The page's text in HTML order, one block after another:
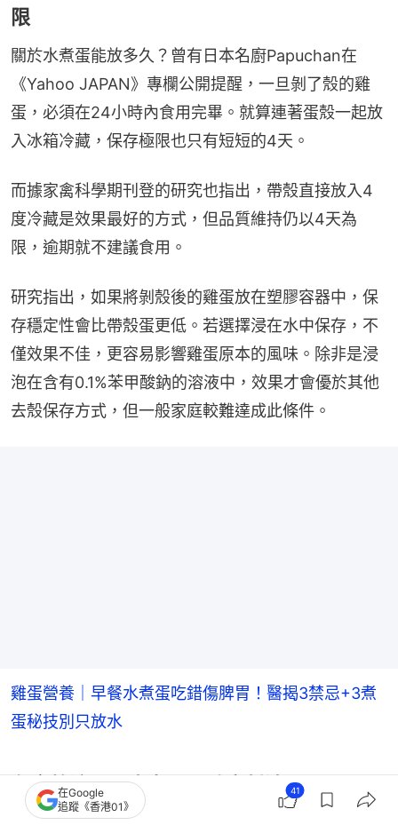
限
關於水煮蛋能放多久？曾有日本名廚Papuchan在
《Yahoo JAPAN》專欄公開提醒，一旦剝了殼的雞
蛋，必須在24小時內食用完畢。就算連著蛋殼一起放
入冰箱冷藏，保存極限也只有短短的4天。
而據家禽科學期刊登的研究也指出，帶殼直接放入4
度冷藏是效果最好的方式，但品質維持仍以4天為
限，逾期就不建議食用。
研究指出，如果將剝殼後的雞蛋放在塑膠容器中，保
存穩定性會比帶殼蛋更低。若選擇浸在水中保存，不
僅效果不佳，更容易影響雞蛋原本的風味。除非是浸
泡在含有0.1%苯甲酸鈉的溶液中，效果才會優於其他
去殼保存方式，但一般家庭較難達成此條件。
雞蛋營養｜早餐水煮蛋吃錯傷脾胃！醫揭3禁忌+3煮
蛋秘技別只放水
名廚教溏心蛋水煮蛋正確密封法
在Google
追蹤《香港01》
41